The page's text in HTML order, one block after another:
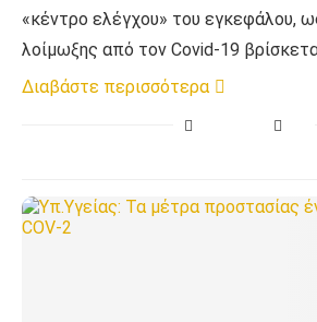
«κέντρο ελέγχου» του εγκεφάλου,
λοίμωξης από τον Covid-19
Διαβάστε περισσότερα